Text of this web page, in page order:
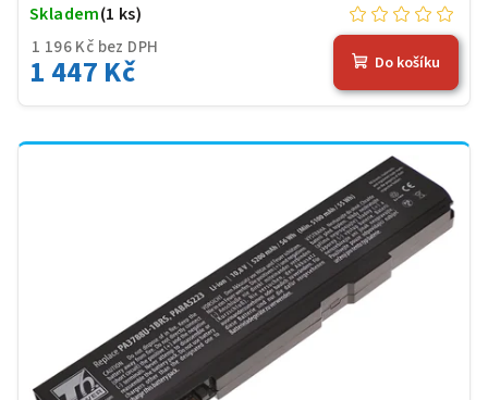
1 196 Kč bez DPH
1 447 Kč
Skladem(1 ks)
Do košíku